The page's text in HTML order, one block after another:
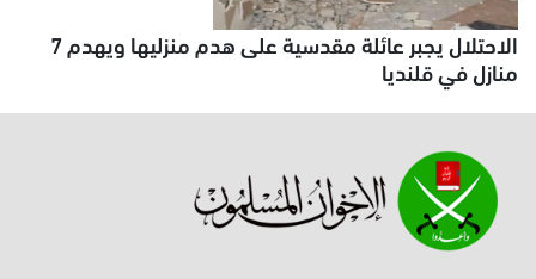
الاحتلال يجبر عائلة مقدسية على هدم منزليها ويهدم 7
منازل في قلنديا